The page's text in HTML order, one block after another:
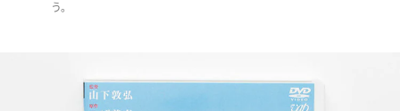
う。